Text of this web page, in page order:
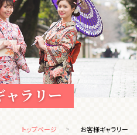
ャラリー
トップページ お客様ギャラリー